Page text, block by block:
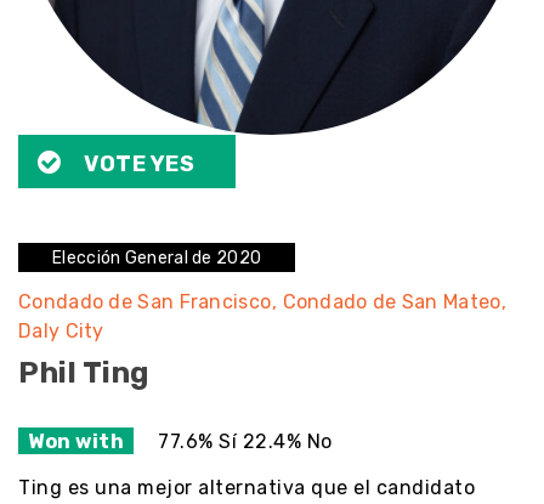
VOTE YES
Elección General de 2020
Condado de San Francisco Condado de San Mateo
Daly City
Phil Ting
Won with 77.6% Sí 22.4% No
Ting es una mejor alternativa que el candidato